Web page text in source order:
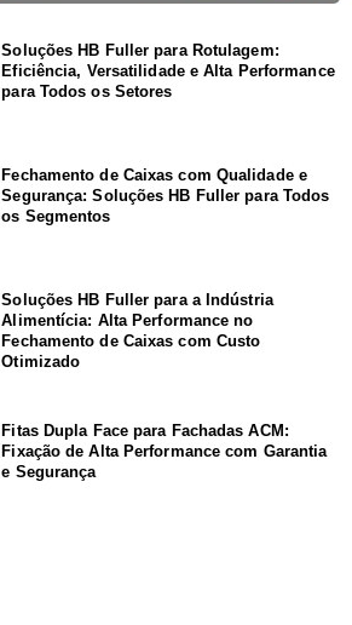
Soluções HB Fuller para Rotulagem:
Eficiência, Versatilidade e Alta Performance
para Todos os Setores
Fechamento de Caixas com Qualidade e
Segurança: Soluções HB Fuller para Todos
os Segmentos
Soluções HB Fuller para a Indústria
Alimentícia: Alta Performance no
Fechamento de Caixas com Custo
Otimizado
Fitas Dupla Face para Fachadas ACM:
Fixação de Alta Performance com Garantia
e Segurança